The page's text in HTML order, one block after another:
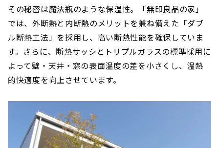
その秘密は魔法瓶のような保温性。「無印良品の家」
では、外断熱と内断熱のメリットを兼ね備えた「ダブ
ル断熱工法」を採用し、高い断熱性能を確保していま
す。さらに、断熱サッシとトリプルガラスの標準採用に
よって壁・天井・窓の表面温度の差を小さくし、温熱
的快適度を向上させています。